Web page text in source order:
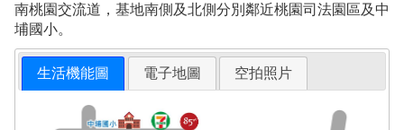
南桃園交流道，基地南側及北側分別鄰近桃園司法園區及中
埔國小。
生活機能圖 電子地圖 空拍照片